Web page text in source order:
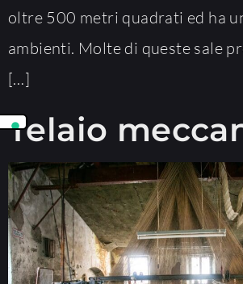
oltre 500 metri quadrati ed ha
ambienti. Molte di queste sale
[…]
Telaio